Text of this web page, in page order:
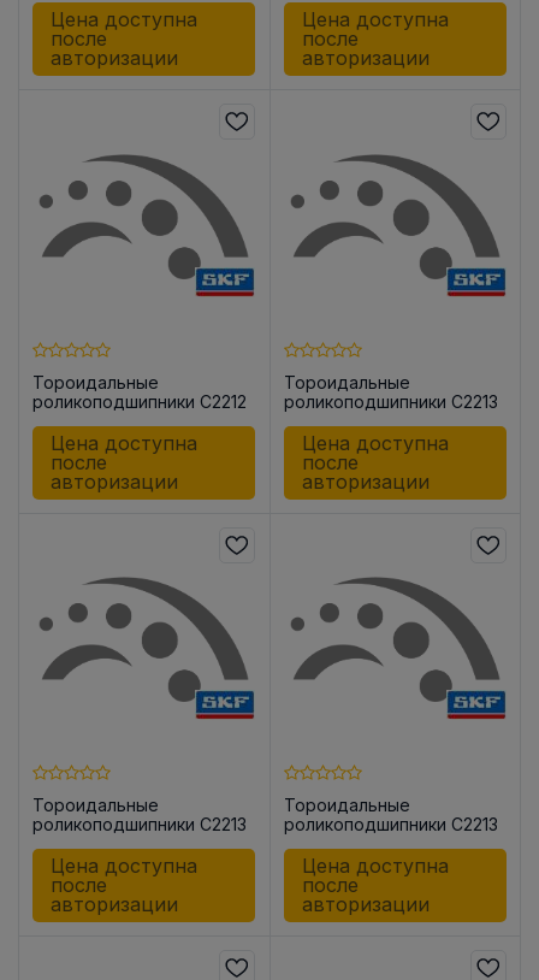
Цена доступна
после
авторизации
Цена доступна
после
авторизации
Тороидальные
роликоподшипники C2212
Цена доступна
после
авторизации
Тороидальные
роликоподшипники C2213
Цена доступна
после
авторизации
Тороидальные
роликоподшипники C2213
Цена доступна
после
авторизации
Тороидальные
роликоподшипники C2213
Цена доступна
после
авторизации